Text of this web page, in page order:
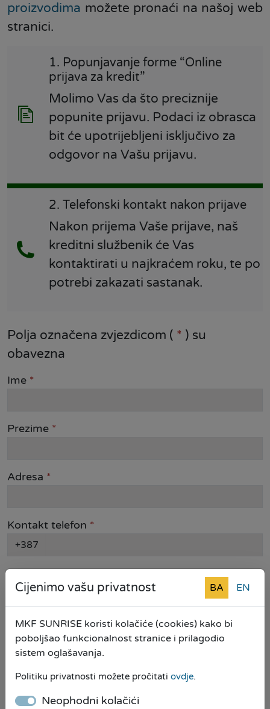
proizvodima možete pronaći na našoj web
stranici.
1. Popunjavanje forme “Online
prijava za kredit”
Molimo Vas da što preciznije
popunite prijavu. Podaci iz obrasca
bit će upotrijebljeni isključivo za
odgovor na Vašu prijavu.
2. Telefonski kontakt nakon prijave
Nakon prijema Vaše prijave, naš
kreditni službenik će Vas
kontaktirati u najkraćem roku, te po
potrebi zakazati sastanak.
Polja označena zvjezdicom ( * ) su
obavezna
Ime *
Prezime *
Adresa *
Kontakt telefon *
+387
Email
Opština *
Cijenimo vašu privatnost BA EN
MKF SUNRISE koristi kolačiće (cookies) kako bi
poboljšao funkcionalnost stranice i prilagodio
sistem oglašavanja.
Politiku privatnosti možete pročitati ovdje.
Neophodni kolačići